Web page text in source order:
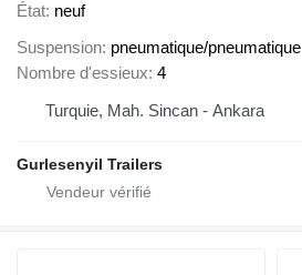
État neuf
Suspension pneumatique/pneumatique
Nombre d'essieux 4
Turquie, Mah. Sincan - Ankara
Gurlesenyil Trailers